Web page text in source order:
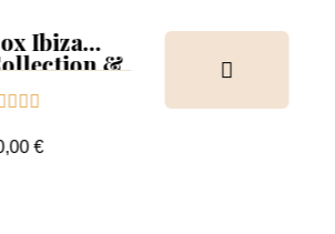
Ibiza
&
  
€